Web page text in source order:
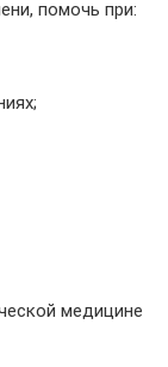
помочь при:
медицине